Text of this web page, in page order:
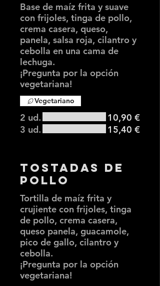
Base de maíz frita y suave
con frijoles, tinga de pollo,
crema casera, queso,
panela, salsa roja, cilantro y
cebolla en una cama de
lechuga.
¡Pregunta por la opción
vegetariana!
2 ud.
10,90 €
3 ud.
15,40 €
Vegetariano
Tostadas de
Pollo
Tortilla de maíz frita y
crujiente con frijoles, tinga
de pollo, crema casera,
queso panela, guacamole,
pico de gallo, cilantro y
cebolla.
¡Pregunta por la opción
vegetariana!